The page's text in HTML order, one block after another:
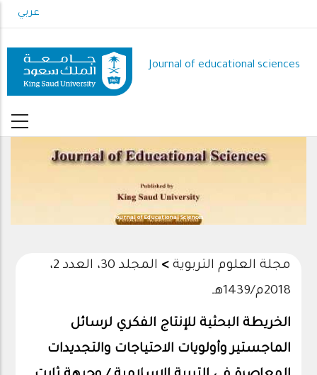
to
content
عربي
Journal of educational sciences
Journal of Educational Sciences
مجلة العلوم التربوية >
المجلد 30، العدد 2،
2018م/1439هـ
الخريطة البحثية للإنتاج الفكري لرسائل
الماجستير وأولويات الاحتياجات والتجديدات